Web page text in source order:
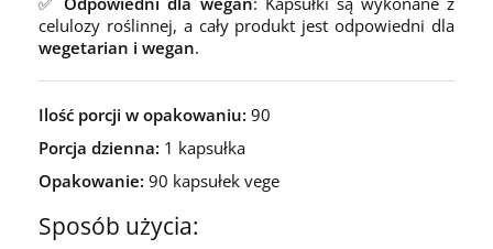
celulozy roślinnej, a cały produkt jest odpowiedni dla
wegetarian i wegan.
Ilość porcji w opakowaniu: 90
Porcja dzienna: 1 kapsułka
Opakowanie: 90 kapsułek vege
Sposób użycia: